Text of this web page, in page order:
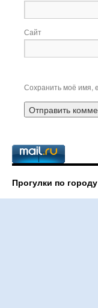
Сайт
Сохранить моё имя,
Прогулки по городу